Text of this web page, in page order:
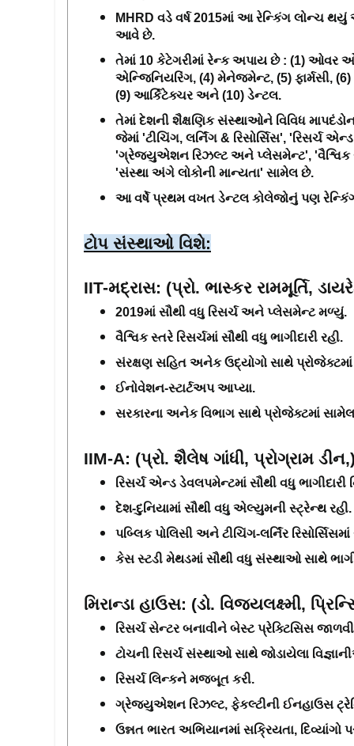
MHRD વડે વર્ષ 2015માં આ રેન્કિંગ લોન્ચ થયું
આવે છે.
તેમાં 10 કેટેગરીમાં રેન્ક અપાય છે : (1) ઓવર
એન્જિનિયરિંગ, (4) મેનેજમેન્ટ, (5) ફાર્મસી,
(9) આર્કિટેક્ચર અને (10) ડેન્ટલ.
તેમાં દેશની શૈક્ષણિક સંસ્થાઓને વિવિધ
જેમાં 'ટીચિંગ, લર્નિંગ & રિસોર્સિસ', 'રિસર્ચ
'ગ્રેજ્યુએશન રિઝલ્ટ અને પ્લેસમેન્ટ', 'વૈશ્વિક
'સંસ્થા અંગે લોકોની માન્યતા' સામેલ છે.
આ વર્ષે પ્રથમ વખત ડેન્ટલ કોલેજોનું પણ
ટોપ સંસ્થાઓ વિશે:
IIT-મદ્રાસ: (પ્રો. ભાસ્કર રામમૂર્તિ,
2019માં સૌથી વધુ રિસર્ચ અને પ્લેસમેન્ટ મળ્યું.
વૈશ્વિક સ્તરે રિસર્ચમાં સૌથી વધુ ભાગીદારી રહી.
સંરક્ષણ સહિત અનેક ઉદ્યોગો સાથે પ્રોજેક્ટમાં
ઈનોવેશન-સ્ટાર્ટઅપ આપ્યા.
સરકારના અનેક વિભાગ સાથે પ્રોજેક્ટમાં
IIM-A: (પ્રો. શૈલેષ ગાંધી, પ્રોગ્રામ
રિસર્ચ એન્ડ ડેવલપમેન્ટમાં સૌથી વધુ ભાગીદારી
દેશ-દુનિયામાં સૌથી વધુ એલ્યુમની સ્ટ્રેન્થ રહી.
પબ્લિક પોલિસી અને ટીચિંગ-લર્નિંર
કેસ સ્ટડી મેથડમાં સૌથી વધુ સંસ્થાઓ સાથે
મિરાન્ડા હાઉસ: (ડો. વિજયલક્ષ્મી,
રિસર્ચ સેન્ટર બનાવીને બેસ્ટ પ્રેક્ટિસિસ
ટોચની રિસર્ચ સંસ્થાઓ સાથે જોડાયેલા
રિસર્ચ લિન્કને મજબૂત કરી.
ગ્રેજ્યુએશન રિઝલ્ટ, ફેકલ્ટીની ઈનહાઉસ
ઉન્નત ભારત અભિયાનમાં સક્રિયતા, દિવ્યાંગો